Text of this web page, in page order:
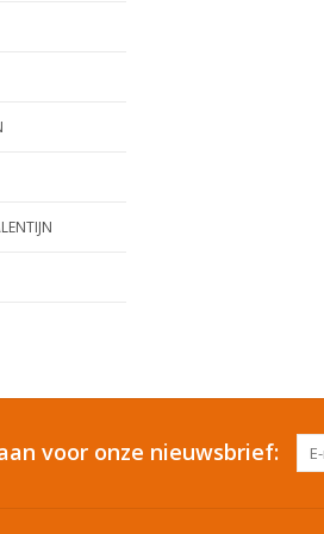
voor onze nieuwsbrief: